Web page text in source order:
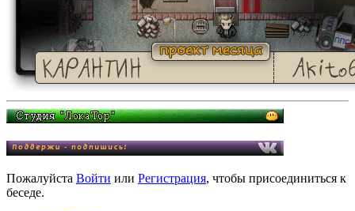
Пожалуйста Войти или Регистрация, чтобы присоединиться к
беседе.